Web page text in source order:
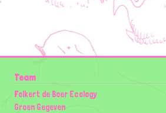
Team
Folkert de Boer Ecology
Groen Gegeven